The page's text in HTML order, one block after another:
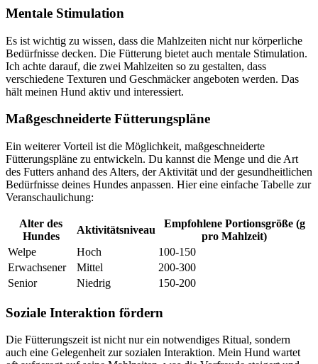
Mentale ​Stimulation
Es ist⁣ wichtig zu wissen, dass die ‍Mahlzeiten nicht nur körperliche
⁤Bedürfnisse decken. Die Fütterung bietet ‍auch mentale⁢ Stimulation.
Ich achte darauf, ‍die‍ zwei Mahlzeiten so ‍zu gestalten, dass
verschiedene Texturen und ⁣Geschmäcker angeboten⁣ werden. ⁤Das
hält‌ meinen Hund aktiv und interessiert.
Maßgeschneiderte Fütterungspläne
Ein weiterer⁣ Vorteil‌ ist die Möglichkeit, maßgeschneiderte‌
Fütterungspläne zu entwickeln. Du kannst⁤ die Menge und die Art
des Futters anhand des Alters, der ⁤Aktivität und der gesundheitlichen⁣
Bedürfnisse ​deines Hundes anpassen. Hier eine einfache ‍Tabelle ‌zur
Veranschaulichung:
Alter ‌des
Hundes
Aktivitätsniveau
Empfohlene ​Portionsgröße‌ (g
pro Mahlzeit)
Welpe
Hoch
100-150
Erwachsener
Mittel
200-300
Senior
Niedrig 150-200
Soziale Interaktion fördern
Die Fütterungszeit ist nicht nur ein notwendiges Ritual, sondern
auch eine ‍Gelegenheit zur sozialen Interaktion.‌ Mein Hund⁣ wartet